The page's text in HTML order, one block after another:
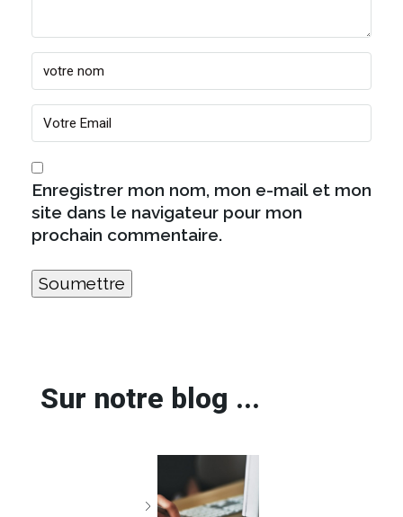
Enregistrer mon nom, mon e-mail et mon
site dans le navigateur pour mon
prochain commentaire.
Sur notre blog ...